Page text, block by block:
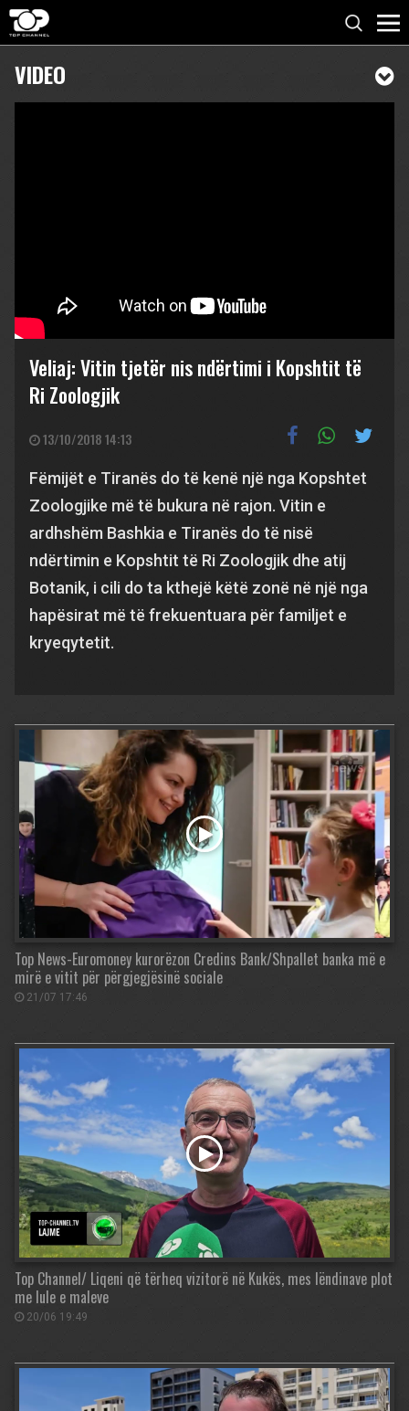
VIDEO
Veliaj: Vitin tjetër nis ndërtimi i Kopshtit të
Ri Zoologjik
13/10/2018 14:13
Fëmijët e Tiranës do të kenë një nga Kopshtet
Zoologjike më të bukura në rajon. Vitin e
ardhshëm Bashkia e Tiranës do të nisë
ndërtimin e Kopshtit të Ri Zoologjik dhe atij
Botanik, i cili do ta kthejë këtë zonë në një nga
hapësirat më të frekuentuara për familjet e
kryeqytetit.
Top News-Euromoney kurorëzon Credins Bank/Shpallet banka më e
mirë e vitit për përgjegjësinë sociale
21/07 17:46
Top Channel/ Liqeni që tërheq vizitorë në Kukës, mes lëndinave plot
me lule e maleve
20/06 19:49